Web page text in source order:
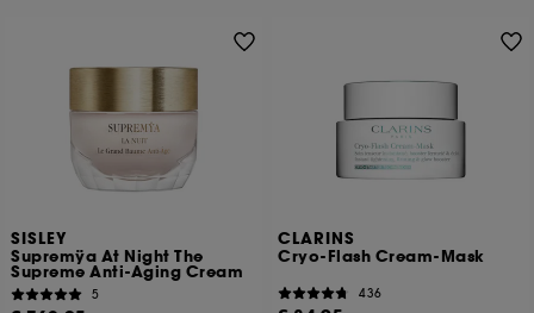
SISLEY
Supremÿa At Night The
Supreme Anti-Aging Cream
5
CLARINS
Cryo-Flash Cream-Mask
436